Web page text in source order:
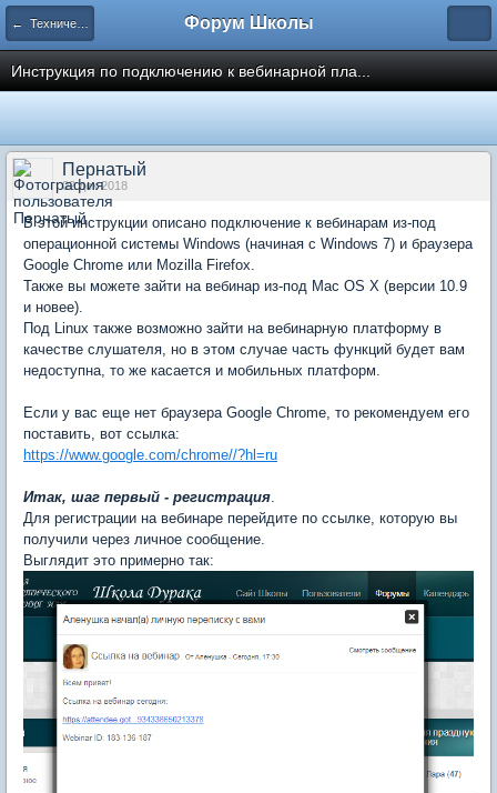
← Технический отдел Форум Школы
Инструкция по подключению к вебинарной пла...
Пернатый
02 дек 2018
В этой инструкции описано подключение к вебинарам из-под
операционной системы Windows (начиная с Windows 7) и браузера
Google Chrome или Mozilla Firefox.
Также вы можете зайти на вебинар из-под Mac OS X (версии 10.9
и новее).
Под Linux также возможно зайти на вебинарную платформу в
качестве слушателя, но в этом случае часть функций будет вам
недоступна, то же касается и мобильных платформ.
Если у вас еще нет браузера Google Chrome, то рекомендуем его
поставить, вот ссылка:
https://www.google.com/chrome//?hl=ru
Итак, шаг первый - регистрация.
Для регистрации на вебинаре перейдите по ссылке, которую вы
получили через личное сообщение.
Выглядит это примерно так: